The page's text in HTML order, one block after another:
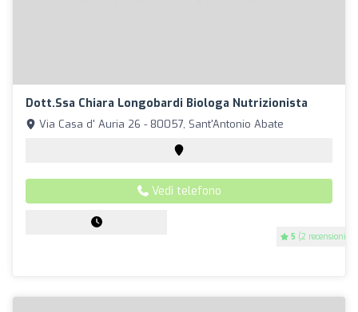
Dott.ssa Chiara Longobardi Biologa Nutrizionista
5 (2 recensioni)
Via Casa d' Auria 26 - 80057, Sant'Antonio Abate
Vedi telefono